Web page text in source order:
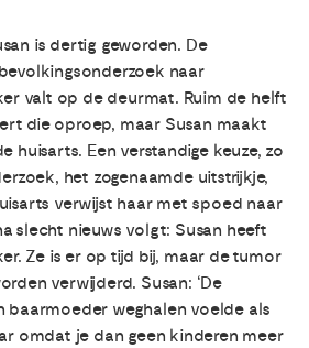
is dertig geworden. De
naar
valt op de deurmat. Ruim de helft
die oproep, maar Susan maakt
huisarts. Een verstandige keuze, zo
het zogenaamde uitstrijkje,
verwijst haar met spoed naar
slecht nieuws volgt: Susan heeft
Ze is er op tijd bij, maar de tumor
verwijderd. Susan: ‘De
weghalen voelde als
omdat je dan geen kinderen meer